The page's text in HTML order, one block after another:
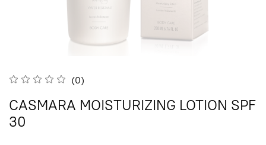
(0)
CASMARA MOISTURIZING LOTION SPF
30